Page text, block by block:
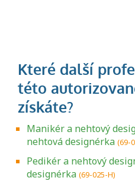
Manikér a nehtový
nehtová designérka (69-
Pedikér a nehtový
designérka (69-025-H)